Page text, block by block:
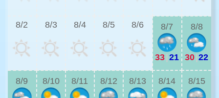
8/2 8/3 8/4 8/5 8/6 8/7
33 21
8/8
30 22
8/9 8/10 8/11 8/12 8/13 8/14 8/15